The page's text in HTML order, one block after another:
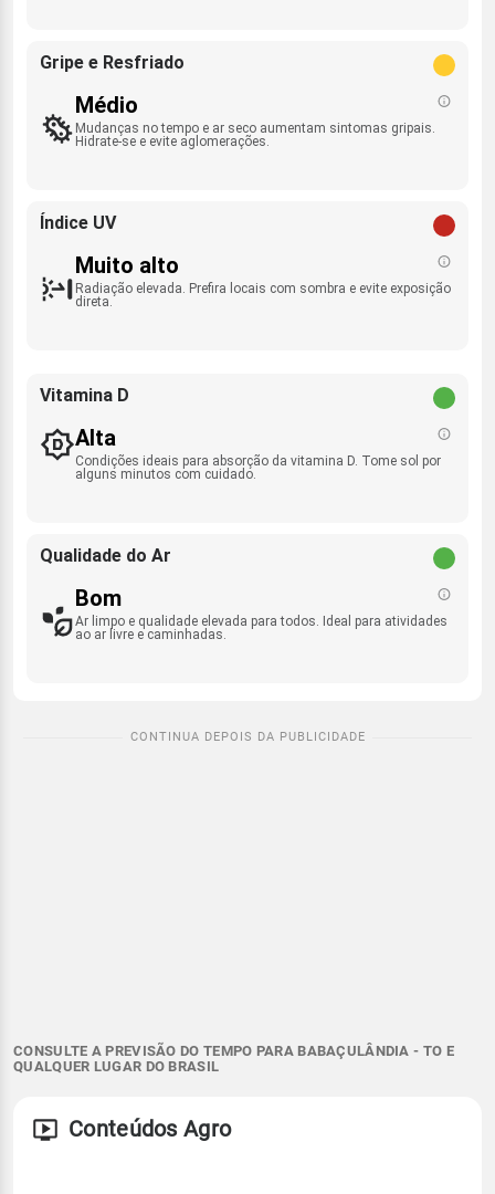
Gripe e Resfriado
Médio
Mudanças no tempo e ar seco aumentam sintomas gripais.
Hidrate-se e evite aglomerações.
Índice UV
Muito alto
Radiação elevada. Prefira locais com sombra e evite exposição
direta.
Vitamina D
Alta
Condições ideais para absorção da vitamina D. Tome sol por
alguns minutos com cuidado.
Qualidade do Ar
Bom
Ar limpo e qualidade elevada para todos. Ideal para atividades
ao ar livre e caminhadas.
CONSULTE A PREVISÃO DO TEMPO PARA BABAÇULÂNDIA - TO E
QUALQUER LUGAR DO BRASIL
Conteúdos Agro